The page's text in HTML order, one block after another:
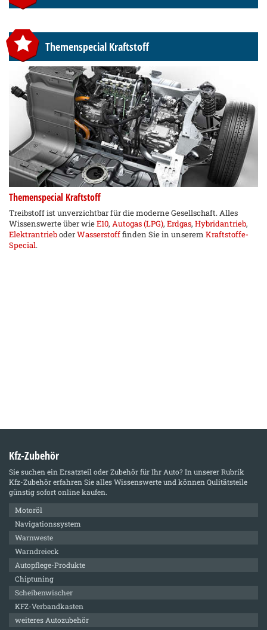
Themenspecial Kraftstoff
Themenspecial Kraftstoff
Treibstoff ist unverzichtbar für die moderne Gesellschaft. Alles
Wissenswerte über wieE10, Autogas (LPG), Erdgas, Hybridantrieb,
ElektrantrieboderWasserstofffinden Sie in unserem Kraftstoffe-
Special.
Kfz-Zubehör
Sie suchen ein Ersatzteil oder Zubehör für Ihr Auto? In unserer Rubrik
Kfz-Zubehörerfahren Sie alles Wissenswerte und können Qulitätsteile
günstig sofort online kaufen.
Motoröl
Navigationssystem
Warnweste
Warndreieck
Autopflege-Produkte
Chiptuning
Scheibenwischer
KFZ-Verbandkasten
weiteres Autozubehör